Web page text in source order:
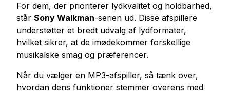
For dem, der prioriterer lydkvalitet og holdbarhed,
står Sony Walkman-serien ud. Disse afspillere
understøtter et bredt udvalg af lydformater,
hvilket sikrer, at de imødekommer forskellige
musikalske smag og præferencer.
Når du vælger en MP3-afspiller, så tænk over,
hvordan dens funktioner stemmer overens med